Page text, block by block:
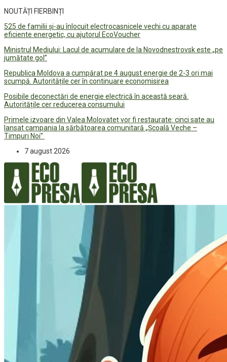
NOUTĂȚI FIERBINȚI
525 de familii și-au înlocuit electrocasnicele vechi cu aparate
eficiente energetic, cu ajutorul EcoVoucher
Ministrul Mediului: Lacul de acumulare de la Novodnestrovsk este „pe
jumătate gol”
Republica Moldova a cumpărat pe 4 august energie de 2-3 ori mai
scumpă. Autoritățile cer în continuare economisirea
Posibile deconectări de energie electrică în această seară.
Autoritățile cer reducerea consumului
Primele izvoare din Valea Molovateț vor fi restaurate: cinci sate au
lansat campania la sărbătoarea comunitară „Școală Veche –
Timpuri Noi”
7 august 2026